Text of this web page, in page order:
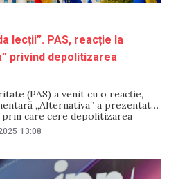
lecții”. PAS, reacție la
privind depolitizarea
(PAS) a venit cu o reacție,
„Alternativa” a prezentat
care cere depolitizarea
Formațiunea respinge
patru ani de guvernare, a
13:08